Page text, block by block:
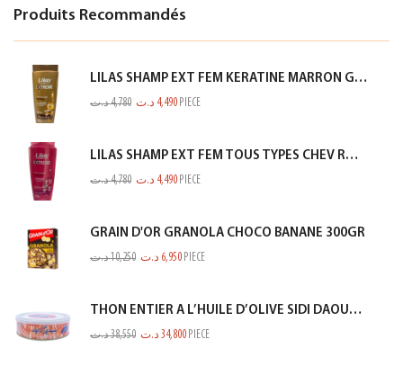
Produits Recommandés
LILAS SHAMP EXT FEM KERATINE MARRON GOLD 350ML
4,780د.ت 4,490 د.ت PIECE
LILAS SHAMP EXT FEM TOUS TYPES CHEV ROSE 350ML
4,780د.ت 4,490 د.ت PIECE
GRAIN D'OR GRANOLA CHOCO BANANE 300GR
10,250د.ت 6,950 د.ت PIECE
THON ENTIER A L’HUILE D’OLIVE SIDI DAOUD 950G
38,550د.ت 34,800 د.ت PIECE